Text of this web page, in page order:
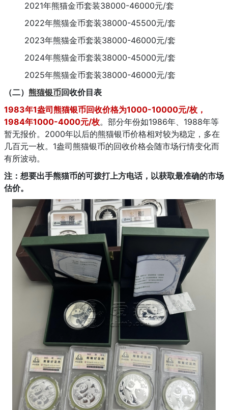
2021年熊猫金币套装38000-46000元/套
2022年熊猫金币套装38000-45500元/套
2023年熊猫金币套装38000-46000元/套
2024年熊猫金币套装38000-45000元/套
2025年熊猫金币套装38000-46000元/套
（二） 熊猫银币回收价目表
1983年1盎司熊猫银币回收价格为1000-10000元/枚，
1984年1000-4000元/枚。部分年份如1986年、1988年等
暂无报价。2000年以后的熊猫银币价格相对较为稳定，多在
几百元一枚。1盎司熊猫银币的回收价格会随市场行情变化而
有所波动。
注：想要出手熊猫币的可拨打上方电话，以获取最准确的市场
估价。